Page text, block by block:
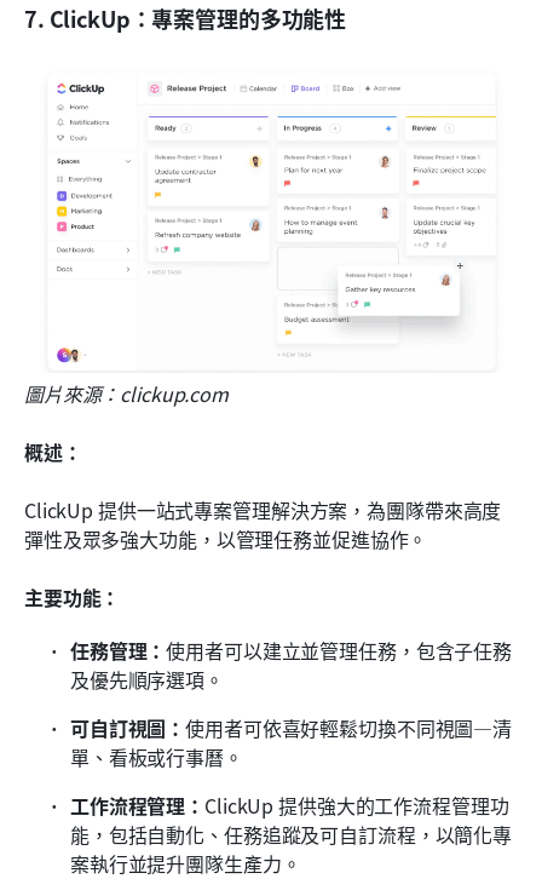
7. ClickUp：專案管理的多功能性
圖片來源：clickup.com
概述：
ClickUp 提供一站式專案管理解決方案，為團隊帶來高度
彈性及眾多強大功能，以管理任務並促進協作。
主要功能：
任務管理：使用者可以建立並管理任務，包含子任務
及優先順序選項。
可自訂視圖：使用者可依喜好輕鬆切換不同視圖—清
單、看板或行事曆。
工作流程管理： ClickUp 提供強大的工作流程管理功
能，包括自動化、任務追蹤及可自訂流程，以簡化專
案執行並提升團隊生產力。